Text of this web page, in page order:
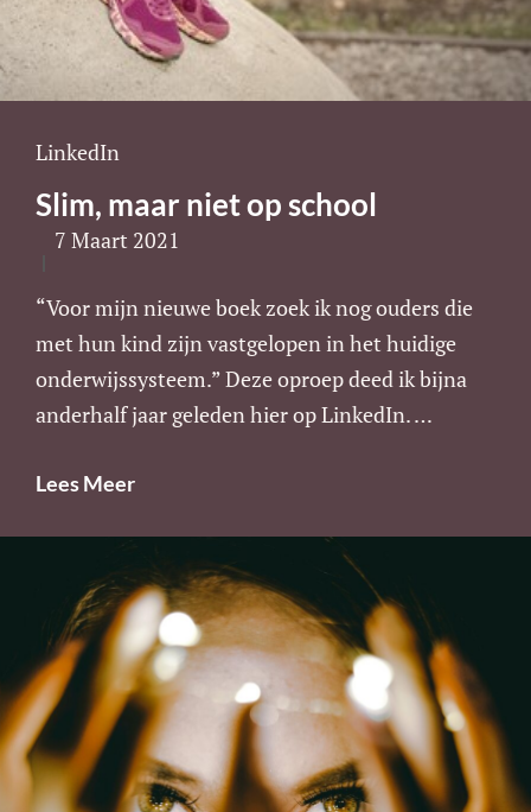
Cat
LinkedIn
Slim, maar niet op school
7 Maart 2021
“Voor mijn nieuwe boek zoek ik nog ouders die
met hun kind zijn vastgelopen in het huidige
onderwijssysteem.” Deze oproep deed ik bijna
anderhalf jaar geleden hier op LinkedIn. …
Lees MeerSlim,
Op
School